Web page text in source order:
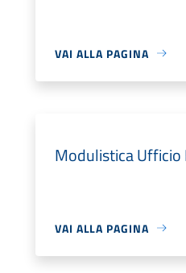
VAI ALLA PAGINA
Modulistica Ufficio
VAI ALLA PAGINA